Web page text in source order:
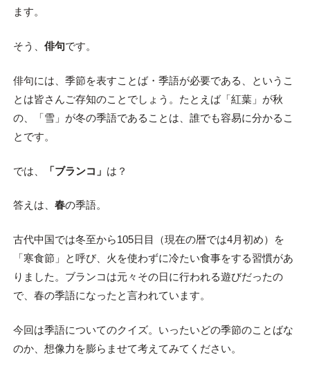
ます。
そう、 俳句です。
俳句には、季節を表すことば・季語が必要である、というこ
とは皆さんご存知のことでしょう。たとえば「紅葉」が秋
の、「雪」が冬の季語であることは、誰でも容易に分かるこ
とです。
では、 「ブランコ」 は？
答えは、 春の季語。
古代中国では冬至から105日目（現在の暦では4月初め）を
「寒食節」と呼び、火を使わずに冷たい食事をする習慣があ
りました。ブランコは元々その日に行われる遊びだったの
で、春の季語になったと言われています。
今回は季語についてのクイズ。いったいどの季節のことばな
のか、想像力を膨らませて考えてみてください。